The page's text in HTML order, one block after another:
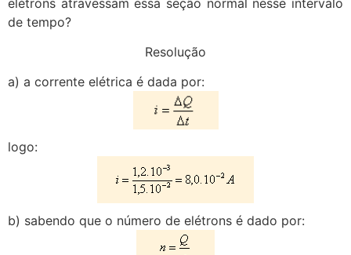
de tempo?
Resolução
a) a corrente elétrica é dada por:
logo:
b) sabendo que o número de elétrons é dado por: